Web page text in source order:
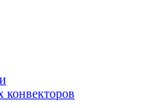
конвекторов